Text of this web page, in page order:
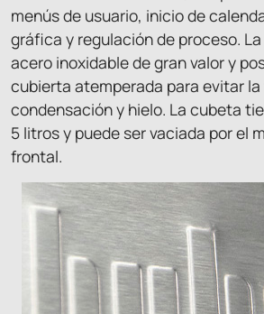
menús de usuario, inicio de
gráfica y regulación de proceso.
acero inoxidable de gran valor y
cubierta atemperada para evitar
condensación y hielo. La cubeta
5 litros y puede ser vaciada por el
frontal.